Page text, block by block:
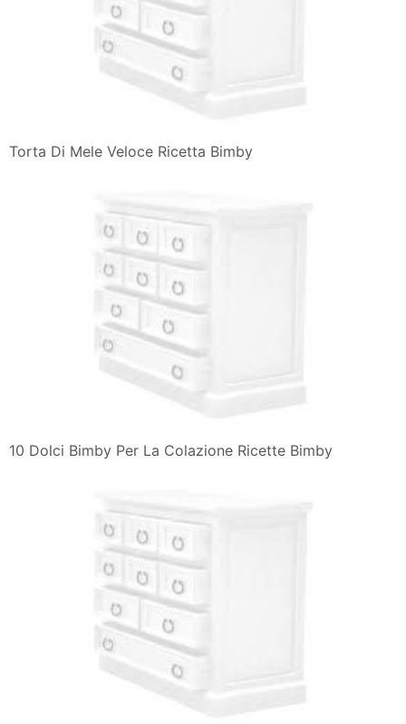
Torta Di Mele Veloce Ricetta Bimby
10 Dolci Bimby Per La Colazione Ricette Bimby